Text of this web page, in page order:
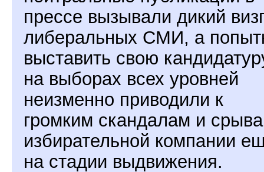
прессе вызывали дикий
либеральных СМИ, а
выставить свою
на выборах всех уровней
неизменно приводили к
громким скандалам и
избирательной компании
на стадии выдвижения.